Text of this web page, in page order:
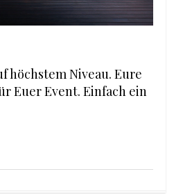
höchstem Niveau. Eure
Euer Event. Einfach ein